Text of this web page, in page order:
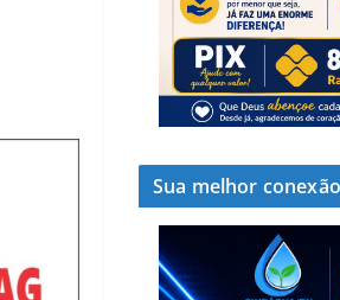
Sua melhor